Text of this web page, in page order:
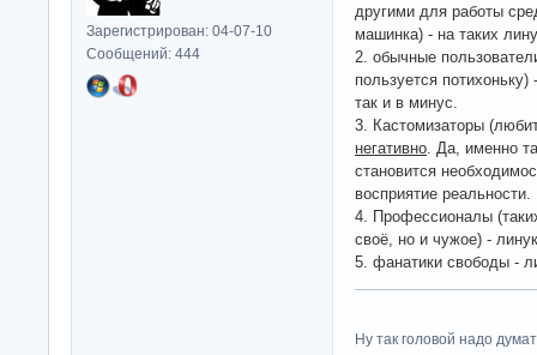
Зарегистрирован: 04-07-10
Сообщений: 444
другими для работы
машинка) - на таких
2. обычные
пользуется
так и в минус.
3. Кастомизаторы
негативно . Да, именно
становится
восприятие реальности.
4. Профессионалы
своё, но и чужое) -
5. фанатики свободы -
Ну так головой надо